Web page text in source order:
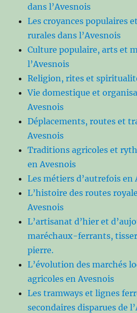
dans l’Avesnois
Les croyances populaires
rurales dans l’Avesnois
Culture populaire, arts et
l’Avesnois
Religion, rites et
Vie domestique et
Avesnois
Déplacements, routes et
Avesnois
Traditions agricoles et
en Avesnois
Les métiers d’autrefois en
L’histoire des routes
Avesnois
L’artisanat d’hier et
maréchaux-ferrants,
pierre.
L’évolution des marchés
agricoles en Avesnois
Les tramways et lignes
secondaires disparues de